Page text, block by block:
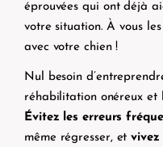
éprouvées qui ont déjà
votre situation. À vous
avec votre chien !
Nul besoin
réhabilitation onéreux et
Évitez les erreurs
même régresser, etvivez